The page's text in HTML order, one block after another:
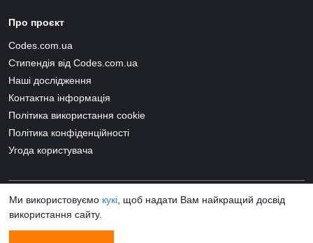
Про проєкт
Codes.com.ua
Стипендія від Codes.com.ua
Наші дослідження
Контактна інформація
Політика використання cookie
Політика конфіденційності
Угода користувача
Ми використовуємо кукі , щоб надати Вам найкращий досвід
використання сайту.